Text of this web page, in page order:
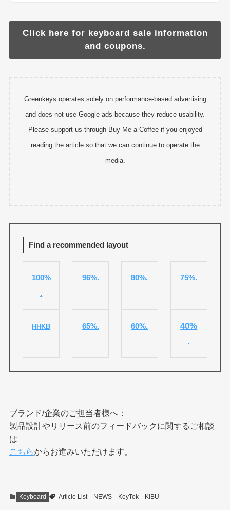
Click here for keyboard sale information
and coupons.
Greenkeys operates solely on performance-based advertising
and does not use Google ads because they reduce usability.
Please support us through Buy Me a Coffee if you enjoyed
reading the article so that we can continue to operate the
media.
Find a recommended layout
100%
.
96%. 80%. 75%.
HHKB 65%. 60%.
40%
.
ブランド/企業のご担当者様へ：
製品設計やリリース前のフィードバックに関するご相談
は
こちらからお進みいただけます。
Keyboard Article List NEWS KeyTok KIBU